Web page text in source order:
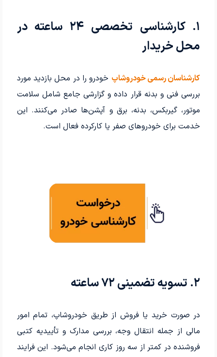
۱. کارشناسی تخصصی ۲۴ ساعته در
محل خریدار
کارشناسان رسمی خودروشاپ خودرو را در محل بازدید مورد
بررسی فنی و بدنه قرار داده و گزارشی جامع شامل سلامت
موتور، گیربکس، بدنه، برق و آپشن‌ها صادر می‌کنند. این
خدمت برای خودروهای صفر یا کارکرده فعال است.
۲. تسویه تضمینی ۷۲ ساعته
در صورت خرید یا فروش از طریق خودروشاپ، تمام امور
مالی از جمله انتقال وجه، بررسی مدارک و تأییدیه کتبی
فروشنده در کمتر از سه روز کاری انجام می‌شود. این فرایند